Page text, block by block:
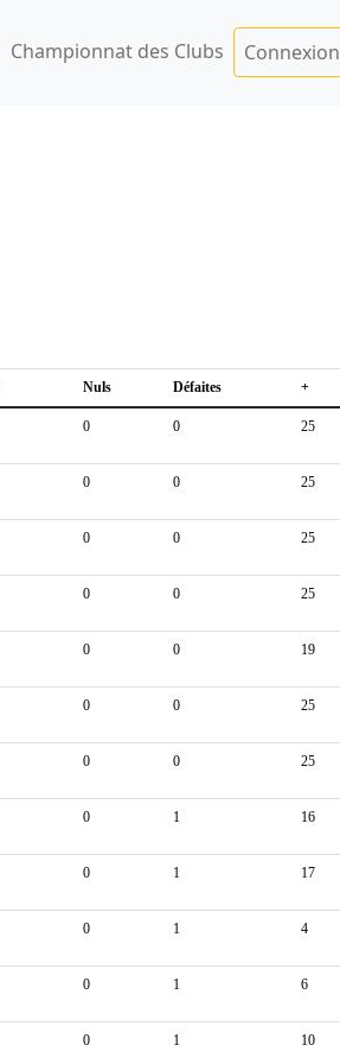
Championnat des Clubs Connexion
Nuls Défaites +
0 0 25
0 0 25
0 0 25
0 0 25
0 0 19
0 0 25
0 0 25
0 1 16
0 1 17
0 1 4
0 1 6
0 1 10